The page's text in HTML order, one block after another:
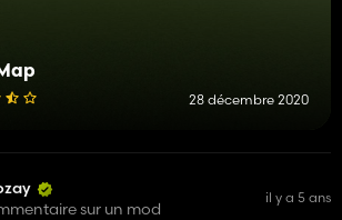
28 décembre 2020
sur un mod
il y a 5 ans